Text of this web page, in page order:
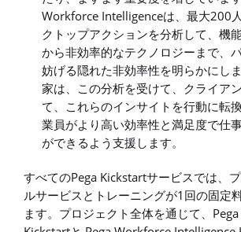
Workforce Intelligenceは、最大200
クトップアクションを分析して、機
から非効率的なテクノロジーまで、
妨げる隠れた非効率性を明らかにし
家は、この分析を受けて、クライア
て、これらのインサイトを行動に転
業員がより高い効率性と満足度で仕
ができるよう支援します。
すべてのPega Kickstartサービスでは、
ルサービスとトレーニングが1回の固定
ます。プロジェクト全体を通じて、